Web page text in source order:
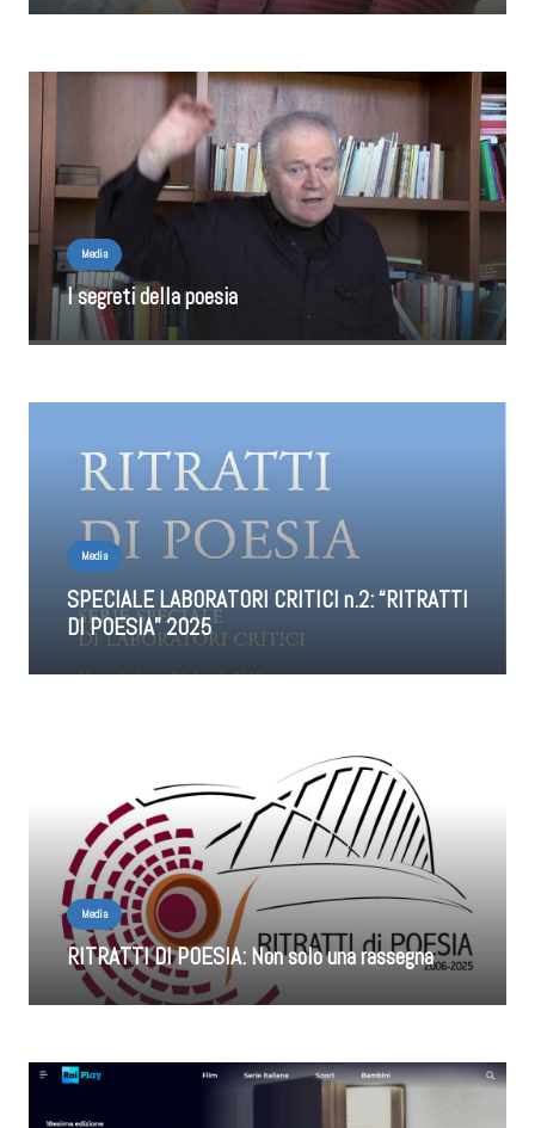
Media
I segreti della poesia
Media
SPECIALE LABORATORI CRITICI n.2: “RITRATTI
DI POESIA” 2025
Media
RITRATTI DI POESIA: Non solo una rassegna